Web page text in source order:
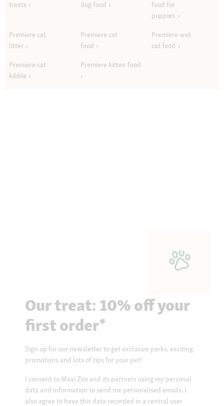
treats
dog food
food for
puppies
Premiere cat
litter
Premiere cat
food
Premiere wet
cat food
Premiere cat
kibble
Premiere kitten food
Our treat: 10% off your
first order*
Sign up for our newsletter to get exclusive perks, exciting
promotions and lots of tips for your pet!
I consent to Maxi Zoo and its partners using my personal
data and information to send me personalised emails. I
also agree to have this data recorded in a central user